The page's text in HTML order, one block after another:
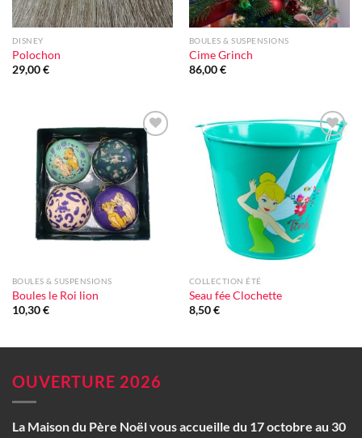
DISNEY
Polochon
29,00€
BOULES & SUSPENSIONS
Cime Grinch
86,00€
Ajouter
à la liste
d'envie
BOULES & SUSPENSIONS
Boules le Roi lion
10,30€
Ajouter
à la liste
d'envie
COLLECTION ÉTÉ
Seau fée Clochette
8,50€
OUVERTURE 2026
La Maison du Père Noël vous accueille du 17 octobre au 30